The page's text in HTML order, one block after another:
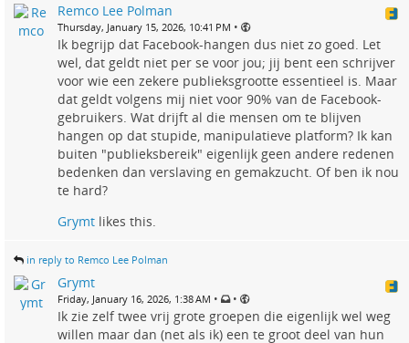
Remco Lee Polman
Thursday, January 15, 2026, 10:41 PM •
Ik begrijp dat Facebook-hangen dus niet zo goed. Let
wel, dat geldt niet per se voor jou; jij bent een schrijver
voor wie een zekere publieksgrootte essentieel is. Maar
dat geldt volgens mij niet voor 90% van de Facebook-
gebruikers. Wat drijft al die mensen om te blijven
hangen op dat stupide, manipulatieve platform? Ik kan
buiten "publieksbereik" eigenlijk geen andere redenen
bedenken dan verslaving en gemakzucht. Of ben ik nou
te hard?
Grymt likes this.
in reply to Remco Lee Polman
Grymt
Friday, January 16, 2026, 1:38 AM • •
Ik zie zelf twee vrij grote groepen die eigenlijk wel weg
willen maar dan (net als ik) een te groot deel van hun